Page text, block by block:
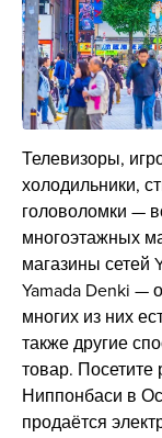
Телевизоры,
холодильники,
головоломки —
многоэтажных
магазины сетей
Yamada Denki —
многих из них
также другие
товар. Посетите
Ниппонбаси в
продаётся